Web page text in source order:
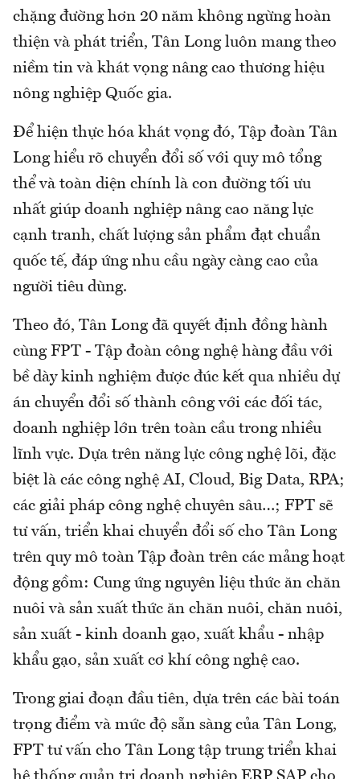
chặng đường hơn 20 năm không ngừng hoàn
thiện và phát triển, Tân Long luôn mang theo
niềm tin và khát vọng nâng cao thương hiệu
nông nghiệp Quốc gia.
Để hiện thực hóa khát vọng đó, Tập đoàn Tân
Long hiểu rõ chuyển đổi số với quy mô tổng
thể và toàn diện chính là con đường tối ưu
nhất giúp doanh nghiệp nâng cao năng lực
cạnh tranh, chất lượng sản phẩm đạt chuẩn
quốc tế, đáp ứng nhu cầu ngày càng cao của
người tiêu dùng.
Theo đó, Tân Long đã quyết định đồng hành
cùng FPT - Tập đoàn công nghệ hàng đầu với
bề dày kinh nghiệm được đúc kết qua nhiều dự
án chuyển đổi số thành công với các đối tác,
doanh nghiệp lớn trên toàn cầu trong nhiều
lĩnh vực. Dựa trên năng lực công nghệ lõi, đặc
biệt là các công nghệ AI, Cloud, Big Data, RPA;
các giải pháp công nghệ chuyên sâu…; FPT sẽ
tư vấn, triển khai chuyển đổi số cho Tân Long
trên quy mô toàn Tập đoàn trên các mảng hoạt
động gồm: Cung ứng nguyên liệu thức ăn chăn
nuôi và sản xuất thức ăn chăn nuôi, chăn nuôi,
sản xuất - kinh doanh gạo, xuất khẩu - nhập
khẩu gạo, sản xuất cơ khí công nghệ cao.
Trong giai đoạn đầu tiên, dựa trên các bài toán
trọng điểm và mức độ sẵn sàng của Tân Long,
FPT tư vấn cho Tân Long tập trung triển khai